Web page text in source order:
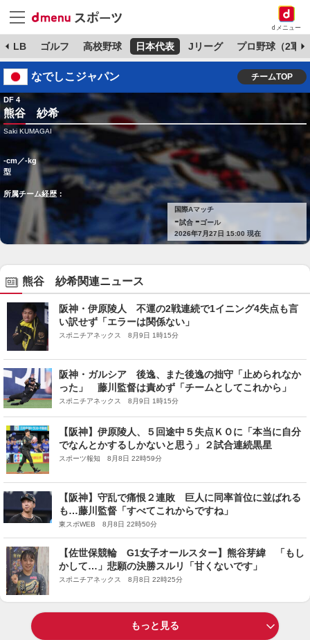
dメニュー
MLB ゴルフ 高校野球 日本代表 Jリーグ プロ野球（2軍）
なでしこジャパン チームTOP
DF 4
熊谷 紗希
Saki KUMAGAI
-cm／-kg
型
所属チーム経歴：
国際Aマッチ
-試合 -ゴール
2026年7月27日 15:00 現在
熊谷 紗希関連ニュース
阪神・伊原陵人 不運の2戦連続で1イニング4失点も言
い訳せず「エラーは関係ない」
スポニチアネックス 8月9日 1時15分
阪神・ガルシア 後逸、また後逸の拙守「止められなか
った」 藤川監督は責めず「チームとしてこれから」
スポニチアネックス 8月9日 1時15分
【阪神】伊原陵人、５回途中５失点ＫＯに「本当に自分
でなんとかするしかないと思う」２試合連続黒星
スポーツ報知 8月8日 22時59分
【阪神】守乱で痛恨２連敗 巨人に同率首位に並ばれる
も…藤川監督「すべてこれからですね」
東スポWEB 8月8日 22時50分
【佐世保競輪 G1女子オールスター】熊谷芽緯 「もし
かして…」悲願の決勝スルリ「甘くないです」
スポニチアネックス 8月8日 22時25分
もっと見る